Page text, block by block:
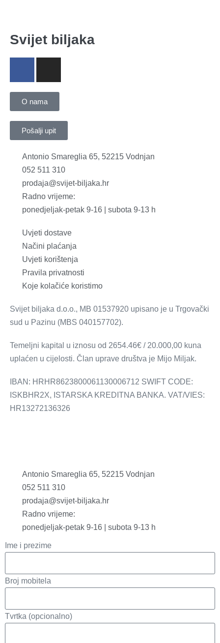
Svijet biljaka
O nama
Pošalji upit
Antonio Smareglia 65, 52215 Vodnjan
052 511 310
prodaja@svijet-biljaka.hr
Radno vrijeme:
ponedjeljak-petak 9-16 | subota 9-13 h
Uvjeti dostave
Načini plaćanja
Uvjeti korištenja
Pravila privatnosti
Koje kolačiće koristimo
Svijet biljaka d.o.o., MB 01537920 upisano je u Trgovački
sud u Pazinu (MBS 040157702).
Temeljni kapital u iznosu od 2654.46€ / 20.000,00 kuna
uplaćen u cijelosti. Član uprave društva je Mijo Miljak.
IBAN: HRHR8623800061130006712 SWIFT CODE:
ISKBHR2X, ISTARSKA KREDITNA BANKA. VAT/VIES:
HR13272136326
Antonio Smareglia 65, 52215 Vodnjan
052 511 310
prodaja@svijet-biljaka.hr
Radno vrijeme:
ponedjeljak-petak 9-16 | subota 9-13 h
Ime i prezime
Broj mobitela
Tvrtka (opcionalno)